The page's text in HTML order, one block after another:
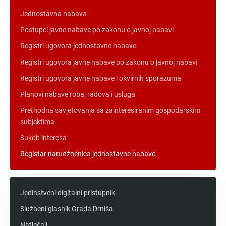
Jednostavna nabava
Postupci javne nabave po zakonu o javnoj nabavi
Registri ugovora jednostavne nabave
Registri ugovora javne nabave po zakonu o javnoj nabavi
Registri ugovora javne nabave i okvirnih sporazuma
Planovi nabave roba, radova i usluga
Prethodna savjetovanja sa zainteresiranim gospodarskim
subjektima
Sukob interesa
Registar narudžbenica jednostavne nabave
Jedinstveni digitalni pristupnik
Službeni glasnik Grada Drniša